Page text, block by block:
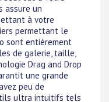
assure un
à votre
permettant le
sont entièrement
de galerie, taille,
Drag and Drop
une grande
peu de
ultra intuitifs tels